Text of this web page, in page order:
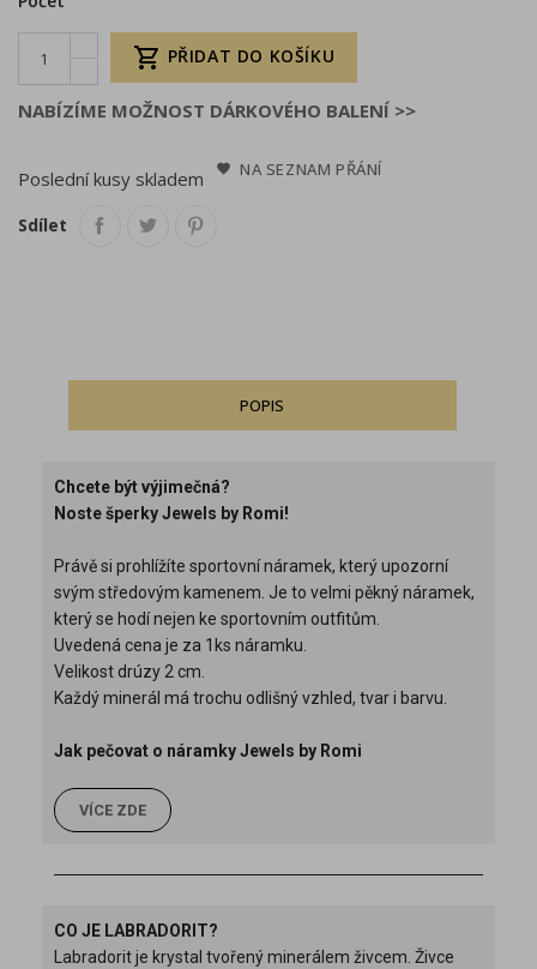
 PŘIDAT DO KOŠÍKU
NABÍZÍME MOŽNOST DÁRKOVÉHO BALENÍ >>
Poslední kusy skladem NA SEZNAM PŘÁNÍ
Sdílet
POPIS
Chcete být výjimečná?
Noste šperky Jewels by Romi!
Právě si prohlížíte sportovní náramek, který upozorní
svým středovým kamenem. Je to velmi pěkný náramek,
který se hodí nejen ke sportovním outfitům.
Uvedená cena je za 1ks náramku.
Velikost drúzy 2 cm.
Každý minerál má trochu odlišný vzhled, tvar i barvu.
Jak pečovat o náramky Jewels by Romi
VÍCE ZDE
CO JE LABRADORIT?
Labradorit je krystal tvořený minerálem živcem. Živce